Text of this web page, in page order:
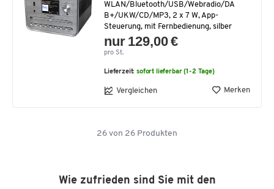
WLAN/Bluetooth/USB/Webradio/DA
B+/UKW/CD/MP3, 2 x 7 W, App-
Steuerung, mit Fernbedienung, silber
nur 129,00 €
pro St.
Lieferzeit:sofort lieferbar (1-2 Tage)
Vergleichen Merken
26 von 26 Produkten
Wie zufrieden sind Sie mit den